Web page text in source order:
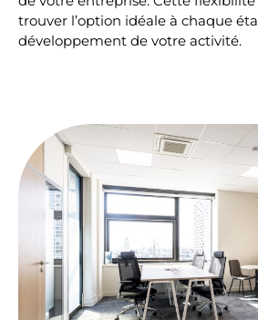
trouver l’option idéale à chaque
développement de votre activité.